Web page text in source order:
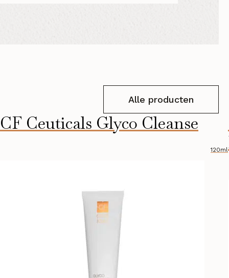
Alle producten
CF Ceuticals Glyco Cleanse
120ml